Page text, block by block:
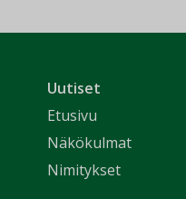
Uutiset
Etusivu
Näkökulmat
Nimitykset